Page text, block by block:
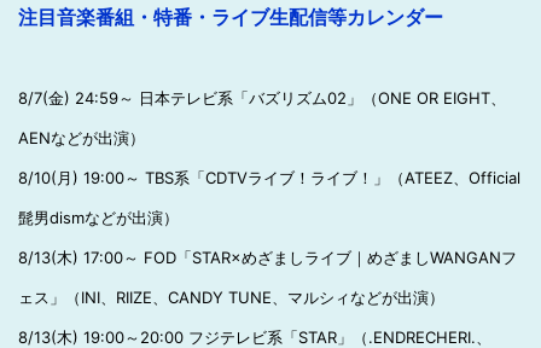
注目音楽番組・特番・ライブ生配信等カレンダー
8/7(金) 24:59～ 日本テレビ系「バズリズム02」（ONE OR EIGHT、
AENなどが出演）
8/10(月) 19:00～ TBS系「CDTVライブ！ライブ！」（ATEEZ、Official
髭男dismなどが出演）
8/13(木) 17:00～ FOD「STAR×めざましライブ｜めざましWANGANフ
ェス」（INI、RIIZE、CANDY TUNE、マルシィなどが出演）
8/13(木) 19:00～20:00 フジテレビ系「STAR」（.ENDRECHERI.、